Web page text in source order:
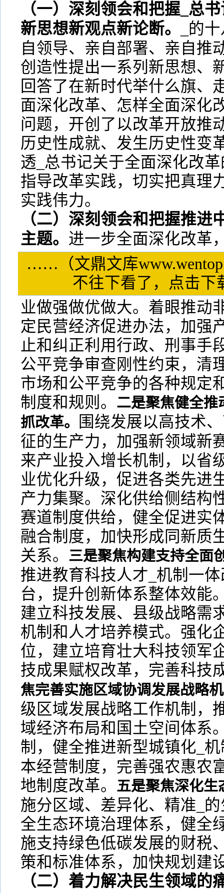
（一）深刻领会和把握_总
新思想新观点新论断。
_的
自领导、亲自部署、亲自推
创造性提出一系列新思想、
回答了在新时代举什么旗、
面深化改革、怎样全面深化
问题，开创了以改革开放推
历史性成就、发生历史性变
透_总书记关于全面深化改
指导改革实践，切实把真理
实践伟力。
（二）深刻领会和把握推进
主题。 进一步全面深化改革
……（文鼎文库
不往下看了，点击
业做强做优做大。着眼推动
定民营经济促进办法，加强
止和纠正利用行政、刑事手
公平竞争审查刚性约束，清
市场和公平竞争的各种规定
制度和规则。 二是聚焦健全推
抓改革。
围绕发展以高技术
征的生产力，加强新领域新
来产业投入增长机制，以省
业优化升级，促进各类先进
产力集聚。深化供给侧结构
赛道制度供给，健全促进实
融合制度，加快形成同新质
关系。 三是聚焦构建支持全面
推进教育科技人才_机制一
台，提升创新体系整体效能
建立科技发展、县级战略需
机制和人才培养模式。强化
位，建立培育壮大科技领军
技成果赋权改革，完善科技
焦完善实施区域协调发展战略
级区域发展战略工作机制，
域经济布局和国土空间体系
制，健全推进新型城镇化_
本经营制度，完善强农惠农
地制度改革。 五是聚焦深化生
施分区域、差异化、精准_
全生态环境治理体系，健全
施支持绿色低碳发展的财税
策和标准体系，加快规划建
（二）着力解决民生领域的